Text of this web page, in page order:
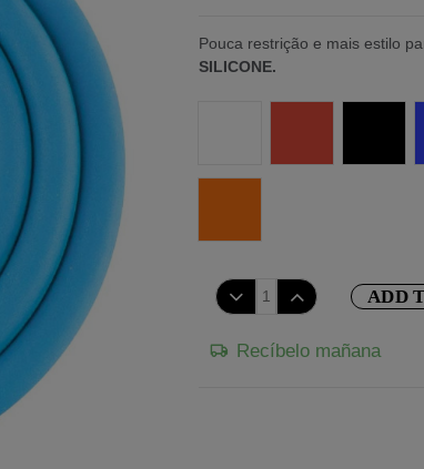
Pouca restrição e mais estilo
SILICONE.
ADD
Recíbelo mañana